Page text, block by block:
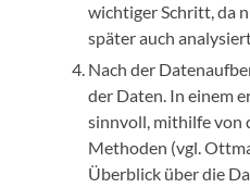
wichtiger Schritt, da
später auch
Nach der
der Daten. In einem
sinnvoll, mithilfe von
Methoden (vgl.
Überblick über die